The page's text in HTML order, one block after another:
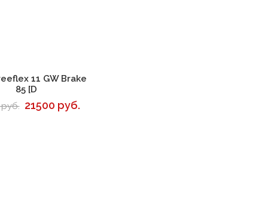
В корзину
11 GW Brake
85 [D
21500 руб.